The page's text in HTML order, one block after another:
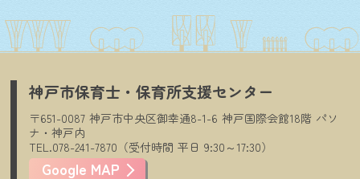
神戸市保育士・保育所支援センター
〒651-0087 神戸市中央区御幸通8-1-6 神戸国際会館18階 パソ
ナ・神戸内
TEL.078-241-7870（受付時間 平日 9:30～17:30）
Google MAP